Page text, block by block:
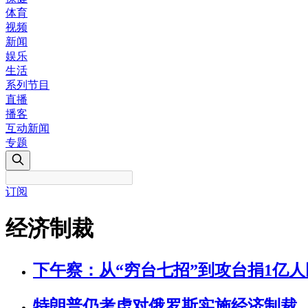
体育
视频
新闻
娱乐
生活
系列节目
直播
播客
互动新闻
专题
订阅
经济制裁
下午察：从“穷台七招”到攻台捐1亿